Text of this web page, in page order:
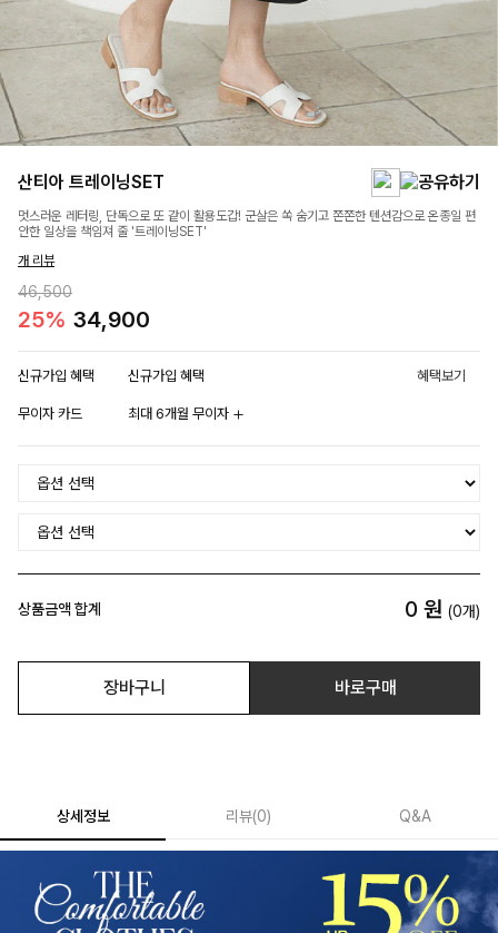
산티아 트레이닝SET
멋스러운 레터링, 단독으로 또 같이 활용도갑! 군살은 쏙 숨기고 쫀쫀한 텐션감으로 온종일 편
안한 일상을 책임져 줄 '트레이닝SET'
개 리뷰
46,500
25% 34,900
신규가입 혜택 신규가입 혜택 혜택보기
무이자 카드 최대 6개월 무이자
상품금액 합계 0 원 (0개)
장바구니 바로구매
상세정보 리뷰(0) Q&A